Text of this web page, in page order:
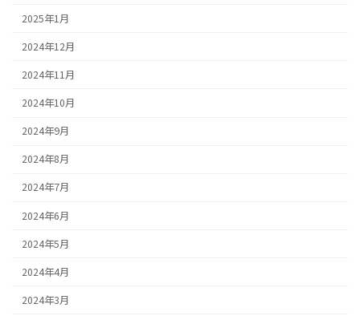
2025年1月
2024年12月
2024年11月
2024年10月
2024年9月
2024年8月
2024年7月
2024年6月
2024年5月
2024年4月
2024年3月